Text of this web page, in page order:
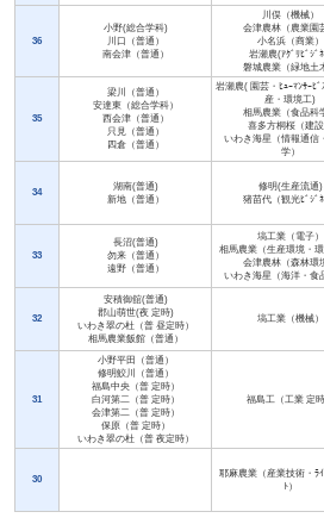
36
小野(総合学科)
川口（普通）
南会津（普通）
川俣（機械）
会津農林（農業園
小名浜（商業）
岩瀬農(ｱｸﾞﾘﾋﾞｼﾞ
磐城農業（緑地土
35
梁川（普通）
安達東（総合学科）
西会津（普通）
只見（普通）
四倉（普通）
岩瀬農( 園芸・ﾋｭｰﾏﾝｻｰﾋﾞ
産・環境工)
相馬農業（食品科
喜多方桐桜（建設
いわき海星（情報通信
学）
34
湖南(普通)
新地（普通）
修明(生産流通)
猪苗代（観光ﾋﾞｼﾞﾈ
33
長沼(普通)
勿来（普通）
遠野（普通）
塙工業（電子）
相馬農業（生産環境・環
会津農林（森林環
いわき海星（海洋・食
32
安積御舘(普通)
郡山萌世(夜 定時)
いわき翠の杜（普 昼定時）
相馬農業飯館（普通）
塙工業（機械）
31
小野平田（普通）
修明鮫川（普通）
福島中央（普 定時）
白河第二（普 定時）
会津第二（普 定時）
保原（普 定時）
いわき翠の杜（普 夜定時）
福島工（工業 定時
30
耶麻農業（産業技術・ﾗｲ
ﾄ）